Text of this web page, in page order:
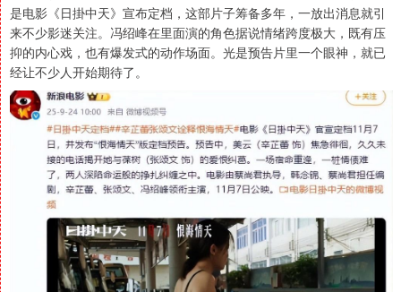
是电影《日掛中天》宣布定档，这部片子筹备多年，一放出消息就引
来不少影迷关注。冯绍峰在里面演的角色据说情绪跨度极大，既有压
抑的内心戏，也有爆发式的动作场面。光是预告片里一个眼神，就已
经让不少人开始期待了。